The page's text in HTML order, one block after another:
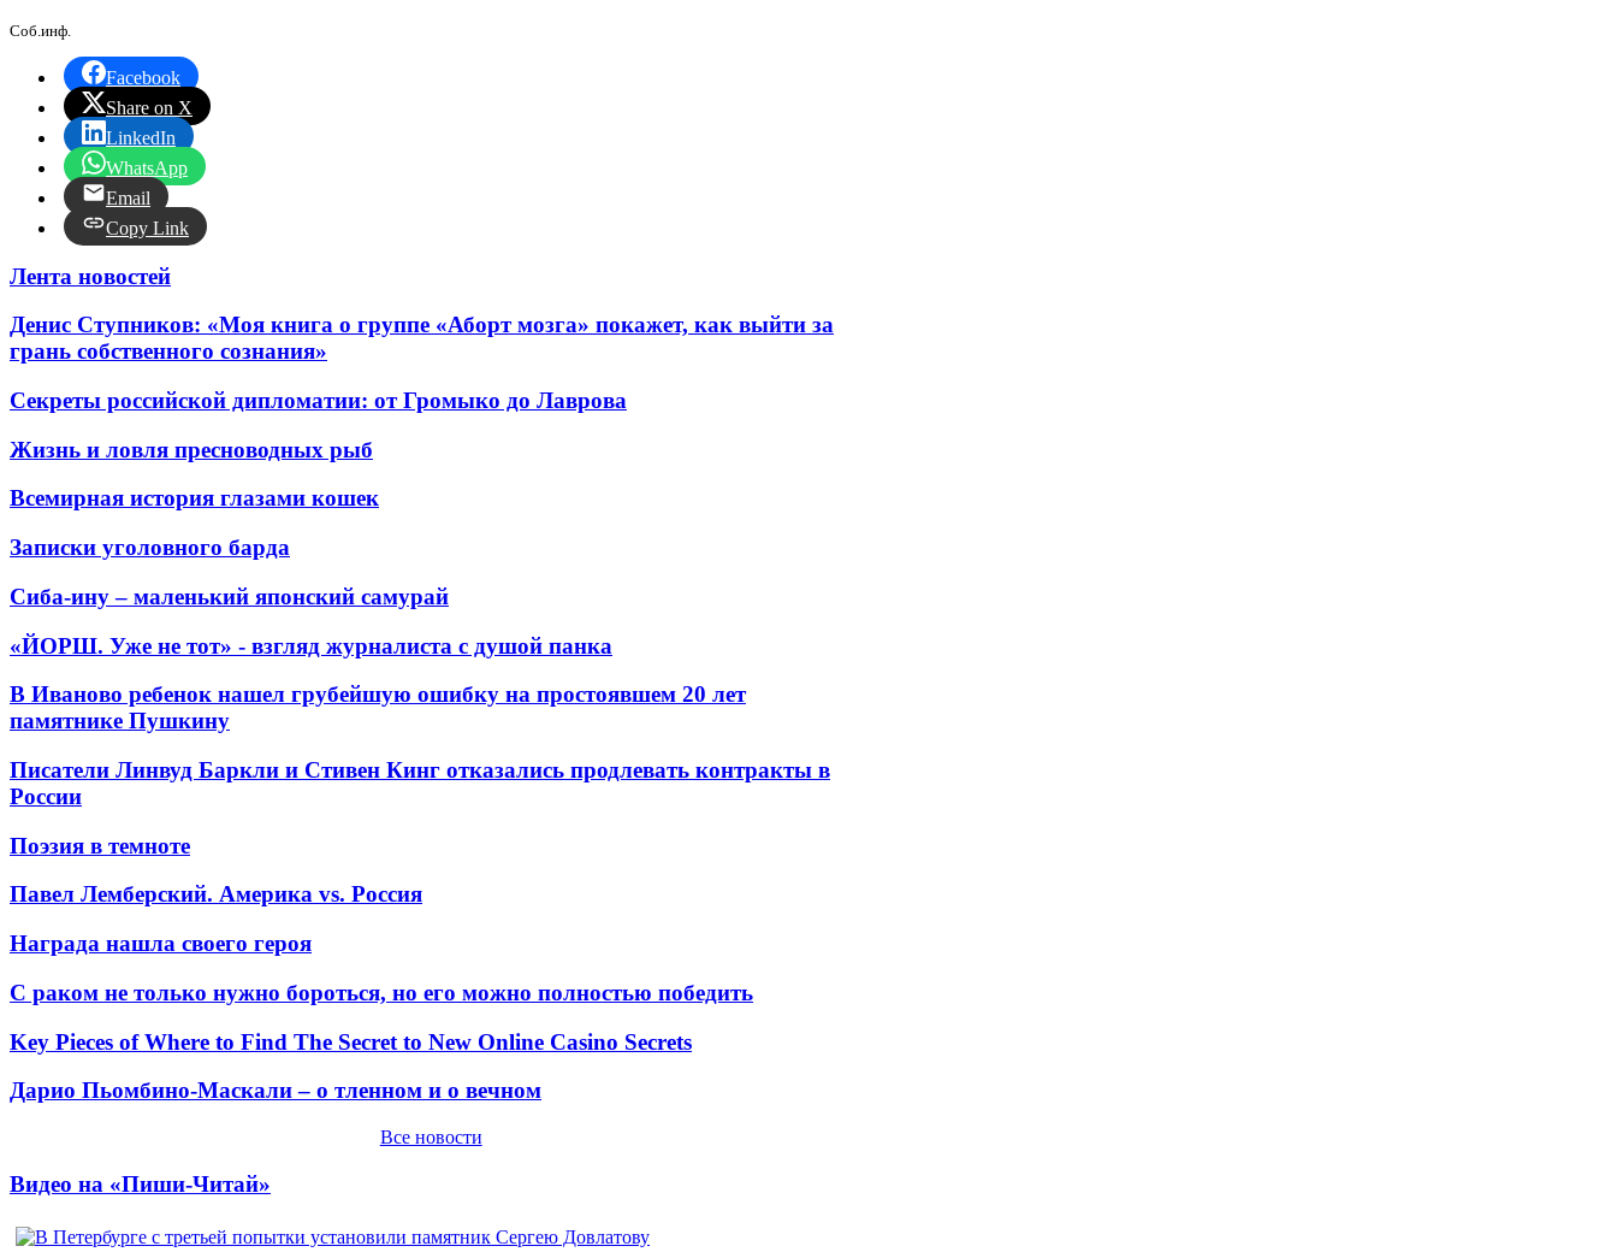
Соб.инф.
Facebook
Share on X
LinkedIn
WhatsApp
Email
Copy Link
Лента новостей
Денис Ступников: «Моя книга о группе «Аборт мозга» покажет, как выйти за
грань собственного сознания»
Секреты российской дипломатии: от Громыко до Лаврова
Жизнь и ловля пресноводных рыб
Всемирная история глазами кошек
Записки уголовного барда
Сиба-ину – маленький японский самурай
«ЙОРШ. Уже не тот» - взгляд журналиста с душой панка
В Иваново ребенок нашел грубейшую ошибку на простоявшем 20 лет
памятнике Пушкину
Писатели Линвуд Баркли и Стивен Кинг отказались продлевать контракты в
России
Поэзия в темноте
Павел Лемберский. Америка vs. Россия
Награда нашла своего героя
С раком не только нужно бороться, но его можно полностью победить
Key Pieces of Where to Find The Secret to New Online Casino Secrets
Дарио Пьомбино-Маскали – о тленном и о вечном
Все новости
Видео на «Пиши-Читай»